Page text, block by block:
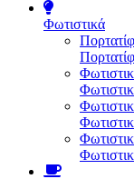
Φωτιστικά
Πορτατίφ
Πορτατίφ